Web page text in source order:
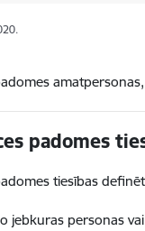
padomes
tiesības
jebkuras personas